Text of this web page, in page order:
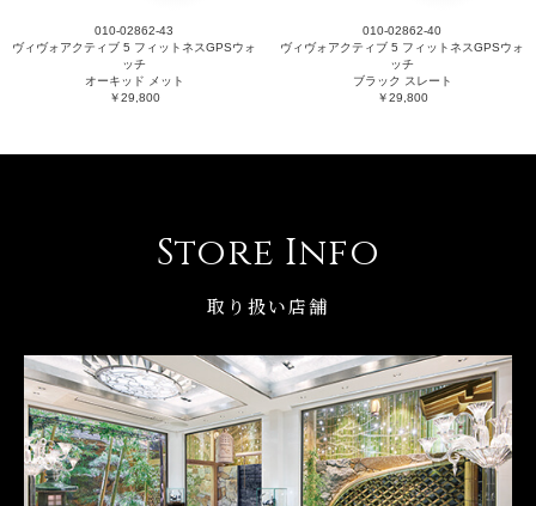
010-02862-43
ヴィヴォアクティブ 5 フィットネスGPSウォ
ッチ
オーキッド メット
￥29,800
010-02862-40
ヴィヴォアクティブ 5 フィットネスGPSウォ
ッチ
ブラック スレート
￥29,800
Store Info
取り扱い店舗